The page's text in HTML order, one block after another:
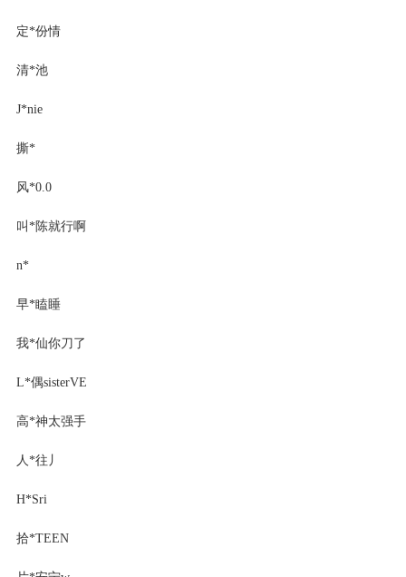
定*份情
清*池
J*nіе
撕*
风*0.0
叫*陈就行啊
n*
早*瞌睡
我*仙你刀了
L*偶sisterVE
高*神太强手
人*往丿
H*Sri
拾*TEEN